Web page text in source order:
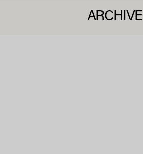
ARCHIVE